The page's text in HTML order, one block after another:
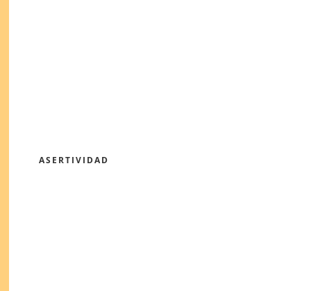
ASERTIVIDAD